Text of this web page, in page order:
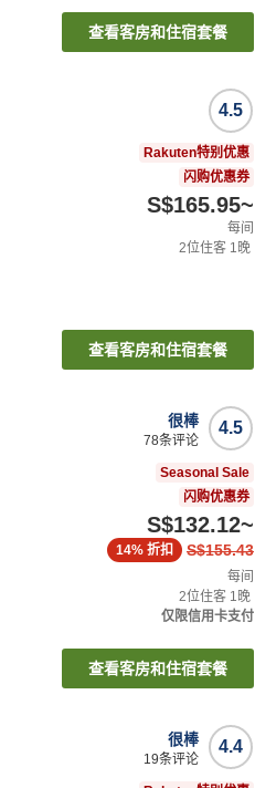
查看客房和住宿套餐
4.5
Rakuten特别优惠
闪购优惠券
S$165.95~
每间
2位住客 1晚
查看客房和住宿套餐
4.5
很棒
78条评论
Seasonal Sale
闪购优惠券
S$132.12~
S$155.43
14% 折扣
每间
2位住客 1晚
仅限信用卡支付
查看客房和住宿套餐
4.4
很棒
19条评论